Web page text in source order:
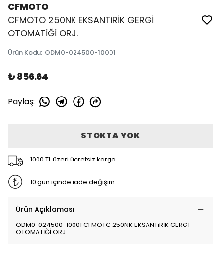
CFMOTO
CFMOTO 250NK EKSANTiRİK GERGİ
OTOMATİĞİ ORJ.
Ürün Kodu: ODM0-024500-10001
₺ 856.64
Paylaş:
STOKTA YOK
1000 TL üzeri ücretsiz kargo
10 gün içinde iade değişim
Ürün Açıklaması
ODM0-024500-10001 CFMOTO 250NK EKSANTiRİK GERGİ
OTOMATİĞİ ORJ.